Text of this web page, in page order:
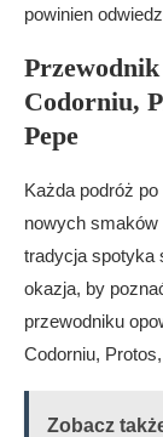
powinien
Codorniu,
Pepe
Każda podróż
nowych smaków
tradycja spotyka
okazja, by
przewodniku
Codorniu,
Zobacz